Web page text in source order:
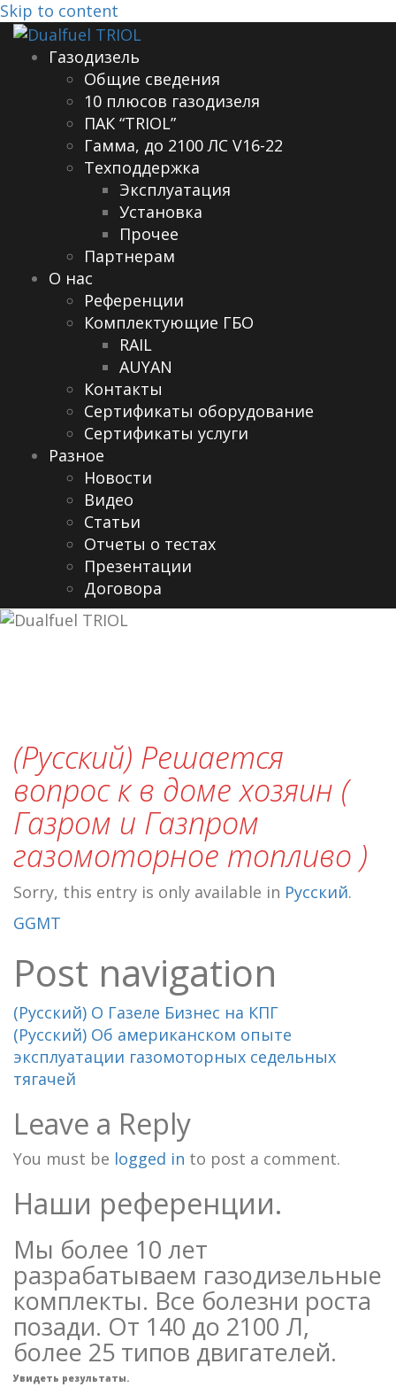
Skip to content
Газодизель
Общие сведения
10 плюсов газодизеля
ПАК “TRIOL”
Гамма, до 2100 ЛС V16-22
Техподдержка
Эксплуатация
Установка
Прочее
Партнерам
О нас
Референции
Комплектующие ГБО
RAIL
AUYAN
Контакты
Сертификаты оборудование
Сертификаты услуги
Разное
Новости
Видео
Cтатьи
Отчеты о тестах
Презентации
Договора
(Русский) Решается
вопрос к в доме хозяин (
Газром и Газпром
газомоторное топливо )
Sorry, this entry is only available in Русский.
GGMT
Post navigation
(Русский) О Газеле Бизнес на КПГ
(Русский) Об американском опыте
эксплуатации газомоторных седельных
тягачей
Leave a Reply
You must be logged in to post a comment.
Наши референции.
Мы более 10 лет
разрабатываем газодизельные
комплекты. Все болезни роста
позади. От 140 до 2100 Л,
более 25 типов двигателей.
Увидеть результаты.